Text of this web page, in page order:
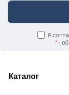
Я
*-
Каталог